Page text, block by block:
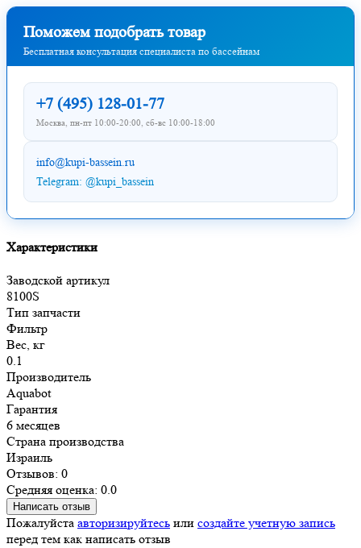
Поможем подобрать товар
Бесплатная консультация специалиста по бассейнам
+7 (495) 128-01-77
Москва, пн-пт 10:00-20:00, сб-вс 10:00-18:00
info@kupi-bassein.ru
Telegram: @kupi_bassein
Характеристики
Заводской артикул
8100S
Тип запчасти
Фильтр
Вес, кг
0.1
Производитель
Aquabot
Гарантия
6 месяцев
Страна производства
Израиль
Отзывов: 0
Средняя оценка: 0.0
Написать отзыв
Пожалуйста авторизируйтесь или создайте учетную запись
перед тем как написать отзыв